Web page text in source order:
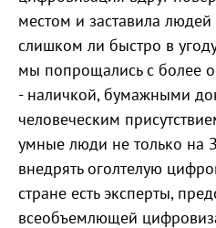
местом и заставила людей
слишком ли быстро в
мы попрощались с более
- наличкой, бумажными
человеческим
умные люди не только на
внедрять оголтелую
стране есть эксперты,
всеобъемлющей